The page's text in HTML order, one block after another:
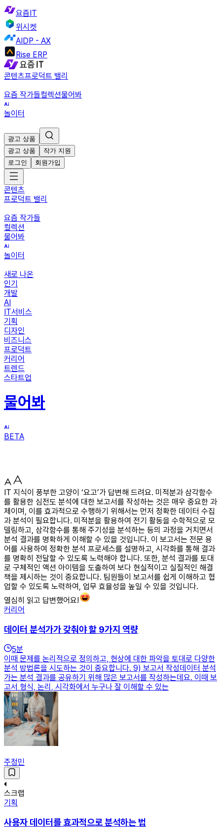
요즘IT
위시켓
AIDP - AX
Rise ERP
콘텐츠프로덕트 밸리
요즘 작가들컬렉션물어봐
놀이터
광고 상품
광고 상품
작가 지원
로그인
회원가입
콘텐츠
프로덕트 밸리
요즘 작가들
컬렉션
물어봐
놀이터
새로 나온
인기
개발
AI
IT서비스
기획
디자인
비즈니스
프로덕트
커리어
트렌드
스타트업
물어봐
BETA
IT 지식이 풍부한 고양이 ‘요고’가 답변해 드려요. 미적분과 삼각함수
를 활용한 심전도 분석에 대한 보고서를 작성하는 것은 매우 중요한 과
제이며, 이를 효과적으로 수행하기 위해서는 먼저 정확한 데이터 수집
과 분석이 필요합니다. 미적분을 활용하여 전기 활동을 수학적으로 모
델링하고, 삼각함수를 통해 주기성을 분석하는 등의 과정을 거치면서
분석 결과를 명확하게 이해할 수 있을 것입니다. 이 보고서는 전문 용
어를 사용하여 정확한 분석 프로세스를 설명하고, 시각화를 통해 결과
를 명확히 전달할 수 있도록 노력해야 합니다. 또한, 분석 결과를 토대
로 구체적인 액션 아이템을 도출하여 보다 현실적이고 실질적인 해결
책을 제시하는 것이 중요합니다. 팀원들이 보고서를 쉽게 이해하고 협
업할 수 있도록 노력하여, 업무 효율성을 높일 수 있을 것입니다.
열심히 읽고 답변했어요!
커리어
데이터 분석가가 갖춰야 할 9가지 역량
5분
이때 문제를 논리적으로 정의하고, 현상에 대한 파악을 토대로 다양한
분석 방법론을 시도하는 것이 중요합니다. 9) 보고서 작성데이터 분석
가는 분석 결과를 공유하기 위해 많은 보고서를 작성하는데요. 이때 보
고서 형식, 논리, 시각화에서 누구나 잘 이해할 수 있는
주정민
스크랩
기획
사용자 데이터를 효과적으로 분석하는 법